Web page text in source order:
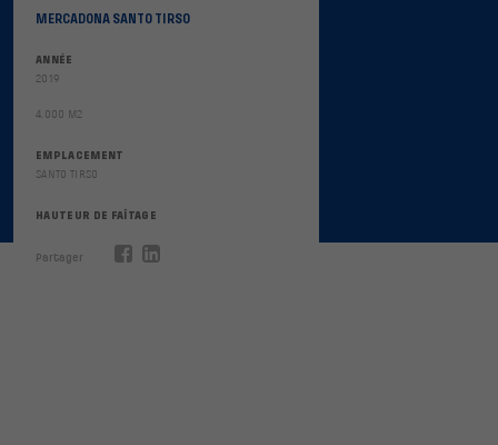
MERCADONA SANTO TIRSO
ANNÉE
2019
4.000 M2
EMPLACEMENT
SANTO TIRSO
HAUTEUR DE FAÎTAGE
Partager